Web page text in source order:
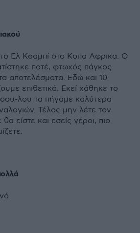
Ελ Κααμπί στο Κοπα Αφρικα. Ο
ποτέ, φτωχός πάγκος
αποτελέσματα. Εδώ και 10
επιθετικά. Εκεί χάθηκε το
λου τα πήγαμε καλύτερα
Τέλος μην λέτε τον
είστε και εσείς γέροι, πιο